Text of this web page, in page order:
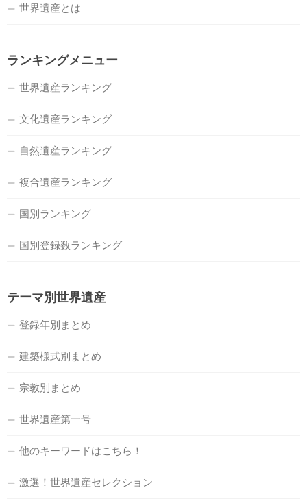
世界遺産とは
ランキングメニュー
世界遺産ランキング
文化遺産ランキング
自然遺産ランキング
複合遺産ランキング
国別ランキング
国別登録数ランキング
テーマ別世界遺産
登録年別まとめ
建築様式別まとめ
宗教別まとめ
世界遺産第一号
他のキーワードはこちら！
激選！世界遺産セレクション